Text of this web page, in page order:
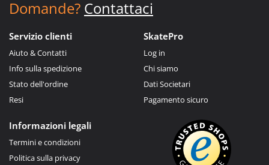
Domande? Contattaci
Servizio clienti
Aiuto & Contatti
Info sulla spedizione
Stato dell'ordine
Resi
SkatePro
Log in
Chi siamo
Dati Societari
Pagamento sicuro
Informazioni legali
Termini e condizioni
Politica sulla privacy